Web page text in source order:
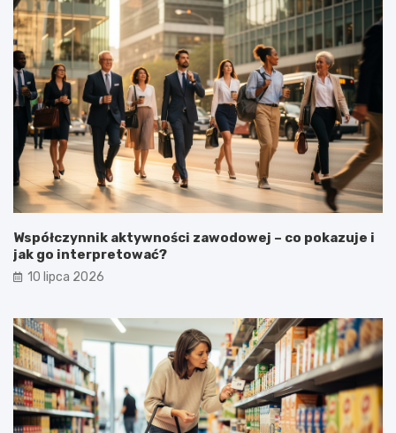
Współczynnik aktywności zawodowej – co pokazuje i
jak go interpretować?
10 lipca 2026